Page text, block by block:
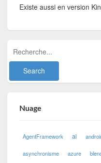
Existe aussi en version
Nuage
AgentFramework ai
asynchronisme azure